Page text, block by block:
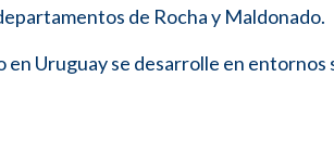
de Rocha y Maldonado.
Uruguay se desarrolle en entornos